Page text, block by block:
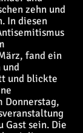
zehn und
In diesen
fand ein
und blickte
Donnerstag,
Gast sein. Die